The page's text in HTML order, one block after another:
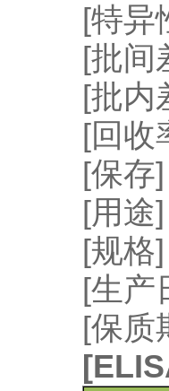
[特异
[批间
[批内
[回收
[保存
[用途
[规格
[生产
[保
[